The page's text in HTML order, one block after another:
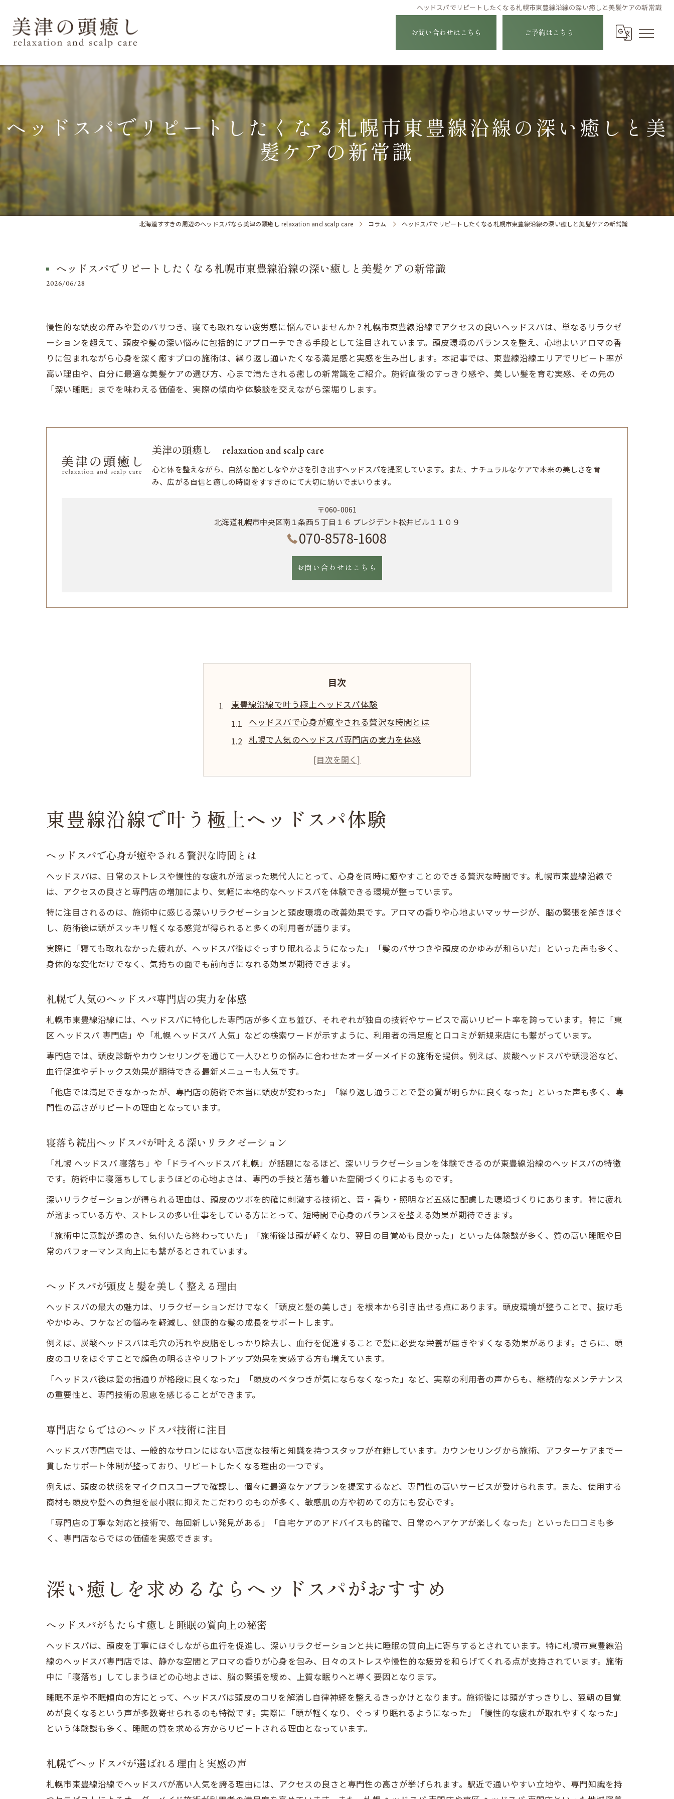
ヘッドスパでリピートしたくなる札幌市東豊線沿線の深い癒しと美髪ケアの新常識
お問い合わせはこちら ご予約はこちら
ヘッドスパでリピートしたくなる札幌市東豊線沿線の深い癒しと美
髪ケアの新常識
北海道すすきの周辺のヘッドスパなら美津の頭癒し relaxation and scalp care コラム ヘッドスパでリピートしたくなる札幌市東豊線沿線の深い癒しと美髪ケアの新常識
ヘッドスパでリピートしたくなる札幌市東豊線沿線の深い癒しと美髪ケアの新常識
2026/06/28
慢性的な頭皮の痒みや髪のパサつき、寝ても取れない疲労感に悩んでいませんか？札幌市東豊線沿線でアクセスの良いヘッドスパは、単なるリラクゼ
ーションを超えて、頭皮や髪の深い悩みに包括的にアプローチできる手段として注目されています。頭皮環境のバランスを整え、心地よいアロマの香
りに包まれながら心身を深く癒すプロの施術は、繰り返し通いたくなる満足感と実感を生み出します。本記事では、東豊線沿線エリアでリピート率が
高い理由や、自分に最適な美髪ケアの選び方、心まで満たされる癒しの新常識をご紹介。施術直後のすっきり感や、美しい髪を育む実感、その先の
「深い睡眠」までを味わえる価値を、実際の傾向や体験談を交えながら深堀りします。
美津の頭癒し relaxation and scalp care
心と体を整えながら、自然な艶としなやかさを引き出すヘッドスパを提案しています。また、ナチュラルなケアで本来の美しさを育
み、広がる自信と癒しの時間をすすきのにて大切に紡いでまいります。
〒060-0061
北海道札幌市中央区南１条西５丁目１６ プレジデント松井ビル１１０９
070-8578-1608
お問い合わせはこちら
目次
東豊線沿線で叶う極上ヘッドスパ体験
ヘッドスパで心身が癒やされる贅沢な時間とは
札幌で人気のヘッドスパ専門店の実力を体感
寝落ち続出ヘッドスパが叶える深いリラクゼーション
ヘッドスパが頭皮と髪を美しく整える理由
深い癒しを求めるならヘッドスパがおすすめ
ヘッドスパがもたらす癒しと睡眠の質向上の秘密
頭皮ケアと育毛に効くヘッドスパの魅力とは
ヘッドスパ専門店で感じる安らぎの時間
リピートしたくなるヘッドスパの癒し力
寝落ち続出ヘッドスパの秘密を解き明かす
ヘッドスパで寝落ちする理由と快眠効果を解説
札幌のドライヘッドスパが生む深いリラックス体験
ヘッドスパが疲労回復に効果的な理由とは
札幌ヘッドスパ専門店で美髪ケアを実感
専門店のヘッドスパで美髪へ導くポイント
札幌で人気のヘッドスパ専門店の選び方
ヘッドスパが髪質改善に役立つ理由とは
頭皮環境を整えるヘッドスパの実力を解説
ヘッドスパ選びで失敗しないチェックポイント
札幌で評判のヘッドスパ専門店の特徴とは
頭皮ケアが充実したヘッドスパの見極め方
リラックス重視のヘッドスパを選ぶコツ
寝落ち体験ができるヘッドスパの選択基準
リピートしたくなるヘッドスパの魅力とは
リピーター続出ヘッドスパで得られる満足感
ヘッドスパが心まで満たす癒しの理由
東豊線沿線で叶う極上ヘッドスパ体験
ヘッドスパで心身が癒やされる贅沢な時間とは
ヘッドスパは、日常のストレスや慢性的な疲れが溜まった現代人にとって、心身を同時に癒やすことのできる贅沢な時間です。札幌市東豊線沿線で
は、アクセスの良さと専門店の増加により、気軽に本格的なヘッドスパを体験できる環境が整っています。
特に注目されるのは、施術中に感じる深いリラクゼーションと頭皮環境の改善効果です。アロマの香りや心地よいマッサージが、脳の緊張を解きほぐ
し、施術後は頭がスッキリ軽くなる感覚が得られると多くの利用者が語ります。
実際に「寝ても取れなかった疲れが、ヘッドスパ後はぐっすり眠れるようになった」「髪のパサつきや頭皮のかゆみが和らいだ」といった声も多く、
身体的な変化だけでなく、気持ちの面でも前向きになれる効果が期待できます。
札幌で人気のヘッドスパ専門店の実力を体感
札幌市東豊線沿線には、ヘッドスパに特化した専門店が多く立ち並び、それぞれが独自の技術やサービスで高いリピート率を誇っています。特に「東
区 ヘッドスパ 専門店」や「札幌 ヘッドスパ 人気」などの検索ワードが示すように、利用者の満足度と口コミが新規来店にも繋がっています。
専門店では、頭皮診断やカウンセリングを通じて一人ひとりの悩みに合わせたオーダーメイドの施術を提供。例えば、炭酸ヘッドスパや頭浸浴など、
血行促進やデトックス効果が期待できる最新メニューも人気です。
「他店では満足できなかったが、専門店の施術で本当に頭皮が変わった」「繰り返し通うことで髪の質が明らかに良くなった」といった声も多く、専
門性の高さがリピートの理由となっています。
寝落ち続出ヘッドスパが叶える深いリラクゼーション
「札幌 ヘッドスパ 寝落ち」や「ドライヘッドスパ 札幌」が話題になるほど、深いリラクゼーションを体験できるのが東豊線沿線のヘッドスパの特徴
です。施術中に寝落ちしてしまうほどの心地よさは、専門の手技と落ち着いた空間づくりによるものです。
深いリラクゼーションが得られる理由は、頭皮のツボを的確に刺激する技術と、音・香り・照明など五感に配慮した環境づくりにあります。特に疲れ
が溜まっている方や、ストレスの多い仕事をしている方にとって、短時間で心身のバランスを整える効果が期待できます。
「施術中に意識が遠のき、気付いたら終わっていた」「施術後は頭が軽くなり、翌日の目覚めも良かった」といった体験談が多く、質の高い睡眠や日
常のパフォーマンス向上にも繋がるとされています。
ヘッドスパが頭皮と髪を美しく整える理由
ヘッドスパの最大の魅力は、リラクゼーションだけでなく「頭皮と髪の美しさ」を根本から引き出せる点にあります。頭皮環境が整うことで、抜け毛
やかゆみ、フケなどの悩みを軽減し、健康的な髪の成長をサポートします。
例えば、炭酸ヘッドスパは毛穴の汚れや皮脂をしっかり除去し、血行を促進することで髪に必要な栄養が届きやすくなる効果があります。さらに、頭
皮のコリをほぐすことで顔色の明るさやリフトアップ効果を実感する方も増えています。
「ヘッドスパ後は髪の指通りが格段に良くなった」「頭皮のベタつきが気にならなくなった」など、実際の利用者の声からも、継続的なメンテナンス
の重要性と、専門技術の恩恵を感じることができます。
専門店ならではのヘッドスパ技術に注目
ヘッドスパ専門店では、一般的なサロンにはない高度な技術と知識を持つスタッフが在籍しています。カウンセリングから施術、アフターケアまで一
貫したサポート体制が整っており、リピートしたくなる理由の一つです。
例えば、頭皮の状態をマイクロスコープで確認し、個々に最適なケアプランを提案するなど、専門性の高いサービスが受けられます。また、使用する
商材も頭皮や髪への負担を最小限に抑えたこだわりのものが多く、敏感肌の方や初めての方にも安心です。
「専門店の丁寧な対応と技術で、毎回新しい発見がある」「自宅ケアのアドバイスも的確で、日常のヘアケアが楽しくなった」といった口コミも多
く、専門店ならではの価値を実感できます。
深い癒しを求めるならヘッドスパがおすすめ
ヘッドスパがもたらす癒しと睡眠の質向上の秘密
ヘッドスパは、頭皮を丁寧にほぐしながら血行を促進し、深いリラクゼーションと共に睡眠の質向上に寄与するとされています。特に札幌市東豊線沿
線のヘッドスパ専門店では、静かな空間とアロマの香りが心身を包み、日々のストレスや慢性的な疲労を和らげてくれる点が支持されています。施術
中に「寝落ち」してしまうほどの心地よさは、脳の緊張を緩め、上質な眠りへと導く要因となります。
睡眠不足や不眠傾向の方にとって、ヘッドスパは頭皮のコリを解消し自律神経を整えるきっかけとなります。施術後には頭がすっきりし、翌朝の目覚
めが良くなるという声が多数寄せられるのも特徴です。実際に「頭が軽くなり、ぐっすり眠れるようになった」「慢性的な疲れが取れやすくなった」
という体験談も多く、睡眠の質を求める方からリピートされる理由となっています。
札幌でヘッドスパが選ばれる理由と実感の声
札幌市東豊線沿線でヘッドスパが高い人気を誇る理由には、アクセスの良さと専門性の高さが挙げられます。駅近で通いやすい立地や、専門知識を持